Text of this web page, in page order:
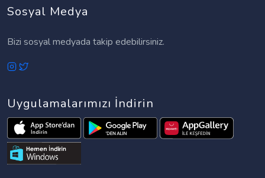
Sosyal Medya
Bizi sosyal medyada takip edebilirsiniz.
Uygulamalarımızı İndirin